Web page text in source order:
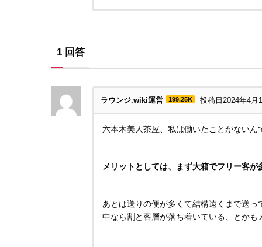
1回答
ラウンジ.wiki運営 199.25K 投稿日2024年4月
六本木美人茶屋、私は働いたことがない
メリットとしては、まず大箱でフリー客
あとは送りの便が多くて結構遠くまで送
中なら割と客層が落ち着いている、とかも